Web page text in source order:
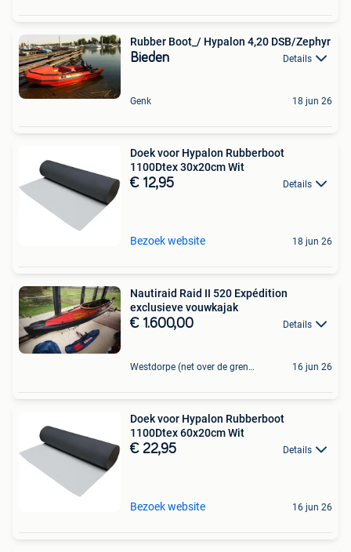
Rubber Boot_/ Hypalon 4,20 DSB/Zephyr
Bieden Details
Genk 18 jun 26
Doek voor Hypalon Rubberboot
1100Dtex 30x20cm Wit
€ 12,95 Details
Bezoek website 18 jun 26
Nautiraid Raid II 520 Expédition
exclusieve vouwkajak
€ 1.600,00 Details
Westdorpe (net over de grens bij Zelzate OVL 16 jun 26
Doek voor Hypalon Rubberboot
1100Dtex 60x20cm Wit
€ 22,95 Details
Bezoek website 16 jun 26